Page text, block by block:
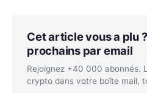
Cet article vous a plu
prochains par email
Rejoignez +40 000 abonnés.
crypto dans votre boîte mail,